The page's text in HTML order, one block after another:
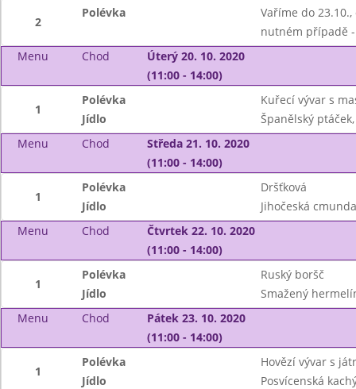
2
Polévka
Vaříme do
nutném případě
Menu
Chod
Úterý 20. 10. 2020
(11:00 - 14:00)
1
Polévka
Kuřecí vývar s
Jídlo
Španělský
Menu
Chod
Středa 21. 10. 2020
(11:00 - 14:00)
1
Polévka
Dršťková
Jídlo
Jihočeská
Menu
Chod
Čtvrtek 22. 10. 2020
(11:00 - 14:00)
1
Polévka
Ruský boršč
Jídlo
Smažený
Menu
Chod
Pátek 23. 10. 2020
(11:00 - 14:00)
1
Polévka
Hovězí vývar s
Jídlo
Posvícenská